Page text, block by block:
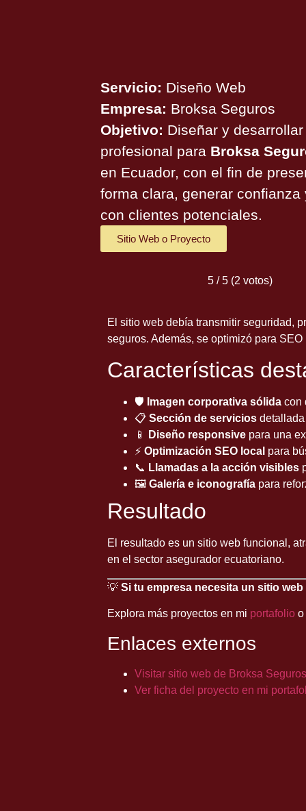
Servicio: Diseño Web
Empresa: Broksa Seguros
Objetivo: Diseñar y
profesional para Broksa
en Ecuador, con el fin de
forma clara, generar
con clientes potenciales.
Sitio Web o Proyecto
5 / 5 (2 votos)
El sitio web debía transmitir seguridad,
seguros. Además, se optimizó para
Características
🛡️ Imagen corporativa sólida con
📋Sección de servicios
📱
Diseño responsive para una
⚡Optimización SEO local para
📞 Llamadas a la acción visibles
🖼️Galería e iconografía para
Resultado
El resultado es un sitio web funcional,
en el sector asegurador ecuatoriano.
💡Si tu empresa necesita un sitio
Explora más proyectos en mi portafolio
Enlaces externos
Visitar sitio web de Broksa
Ver ficha del proyecto en mi